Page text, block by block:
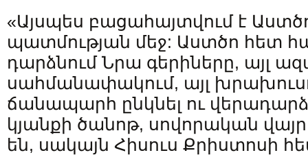
«Այսպես բացահայտվում է Աստծո
պատմության մեջ: Աստծո հետ
դարձնում Նրա գերիները, այլ
սահմանափակում, այլ
ճանապարհ ընկնել ու
կյանքի ծանոթ, սովորական
են, սակայն Հիսուս Քրիստոսի